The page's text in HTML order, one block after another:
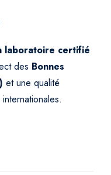
laboratoire certifié
des Bonnes
et une qualité